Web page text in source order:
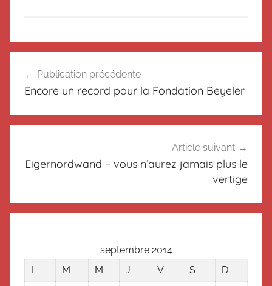
N
c
l
s
de
Publication précédente
Encore un record pour la Fondation Beyeler
Article suivant
Eigernordwand – vous n’aurez jamais plus le
vertige
septembre 2014
L
M M J V S
D